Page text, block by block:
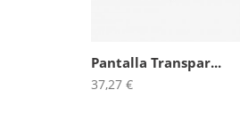
Pantalla Transpar...
37,27 €